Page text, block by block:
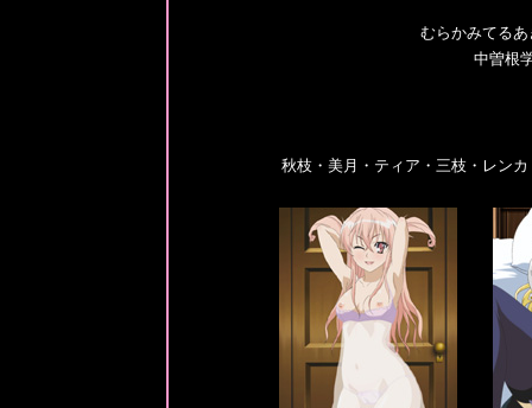
むらかみてる
中曽根
秋枝・美月・ティア・三枝・レン